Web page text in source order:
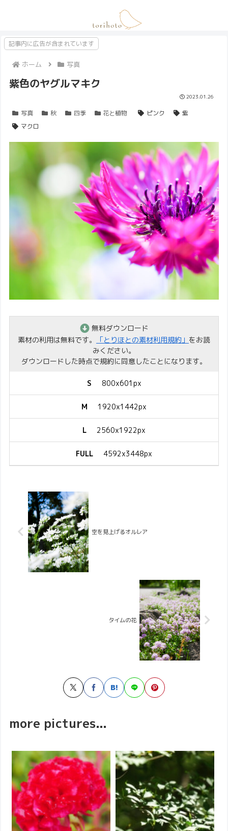
記事内に広告が含まれています
ホーム 写真
紫色のヤグルマキク
2023.01.26
写真 秋 四季 花と植物 ピンク
紫
マクロ
無料ダウンロード
素材の利用は無料です。
「とりほとの素材利用規約」 をお読
みください。
ダウンロードした時点で規約に同意したことになります。
S 800x601px
M 1920x1442px
L 2560x1922px
FULL 4592x3448px
空を見上げるオルレア
タイムの花
more pictures...